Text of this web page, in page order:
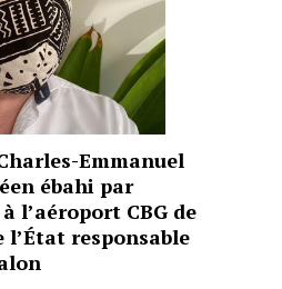
Emmanuel
ébahi par
l’aéroport CBG de
l’État responsable